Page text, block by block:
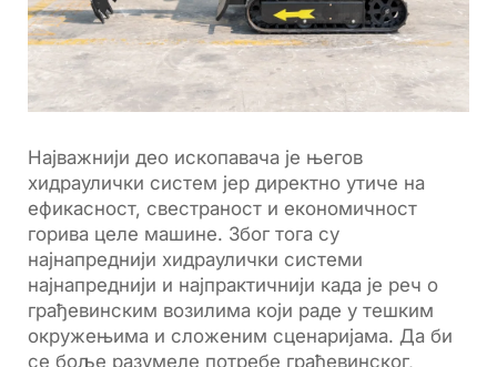
Најважнији део ископавача је његов
хидраулички систем јер директно утиче на
ефикасност, свестраност и економичност
горива целе машине. Због тога су
најнапреднији хидраулички системи
најнапреднији и најпрактичнији када је реч о
грађевинским возилима који раде у тешким
окружењима и сложеним сценаријама. Да би
се боље разумеле потребе грађевинског,